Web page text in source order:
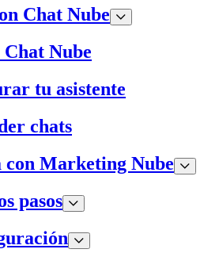
Chat Nube
Nube
tu asistente
chats
con Marketing Nube
pasos